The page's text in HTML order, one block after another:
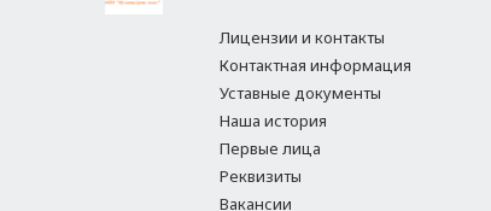
Лицензии и контакты
Контактная информация
Уставные документы
Наша история
Первые лица
Реквизиты
Вакансии